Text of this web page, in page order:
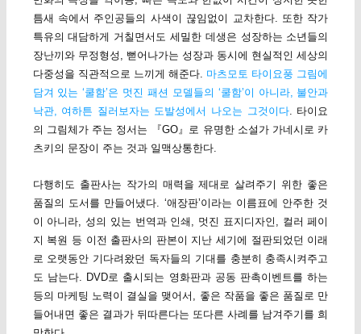
틈새 속에서 주인공들의 사색이 끊임없이 교차한다. 또한 작가
특유의 대담하게 거칠면서도 세밀한 데생은 성장하는 소년들의
장난끼와 무정형성, 뻗어나가는 성장과 동시에 현실적인 세상의
다중성을 직관적으로 느끼게 해준다. 마츠모토 타이요풍 그림에
담겨 있는 ‘쿨함’은 멋진 패션 모델들의 ‘쿨함’이 아니라, 불안과
낙관, 여하튼 질러보자는 도발성에서 나오는 그것이다. 타이요
의 그림체가 주는 정서는 『GO』로 유명한 소설가 가네시로 카
츠키의 문장이 주는 것과 일맥상통한다.
다행히도 출판사는 작가의 매력을 제대로 살려주기 위한 좋은
품질의 도서를 만들어냈다. ‘애장판’이라는 이름표에 안주한 것
이 아니라, 성의 있는 번역과 인쇄, 멋진 표지디자인, 컬러 페이
지 복원 등 이전 출판사의 판본이 지난 세기에 절판되었던 이래
로 오랫동안 기다려왔던 독자들의 기대를 충분히 충족시켜주고
도 남는다. DVD로 출시되는 영화판과 공동 판촉이벤트를 하는
등의 마케팅 노력이 결실을 맺어서, 좋은 작품을 좋은 품질로 만
들어내면 좋은 결과가 뒤따른다는 또다른 사례를 남겨주기를 희